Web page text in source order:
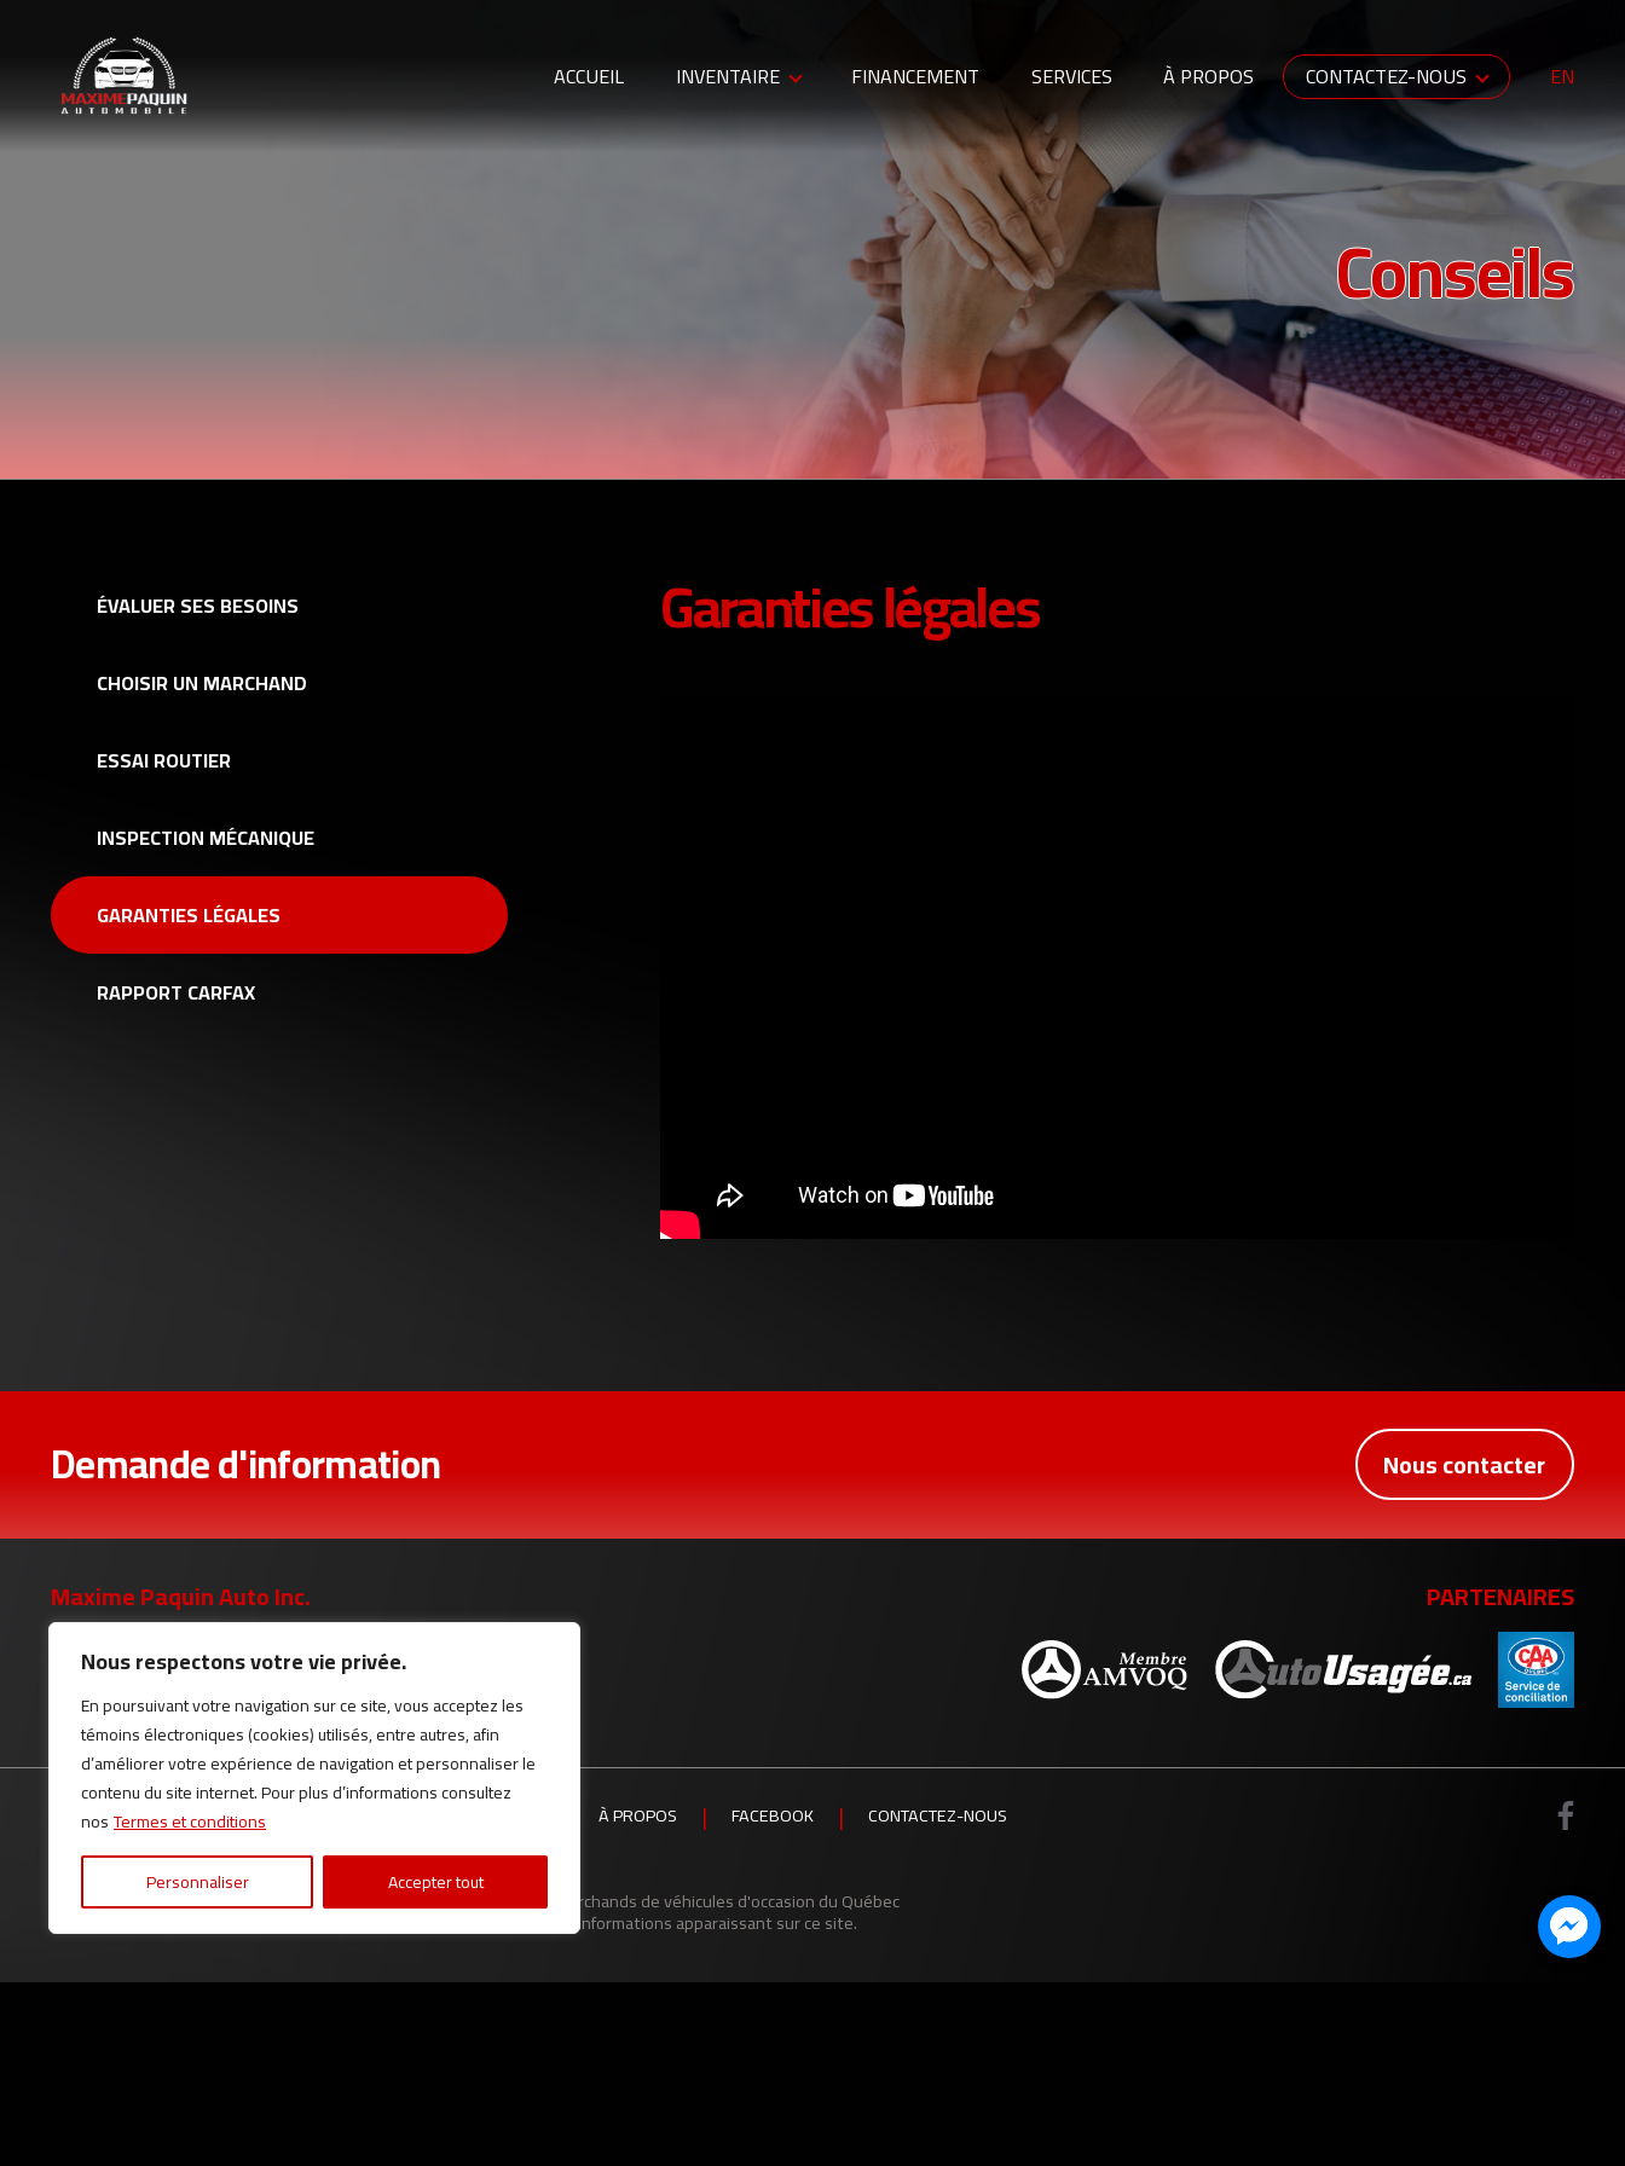
Nous respectons votre vie privée.
En poursuivant votre navigation sur ce site, vous acceptez les
témoins électroniques (cookies) utilisés, entre autres, afin
d’améliorer votre expérience de navigation et personnaliser le
contenu du site internet. Pour plus d’informations consultez
nosTermes et conditions
Personnaliser
Accepter tout
ACCUEIL INVENTAIRE FINANCEMENT SERVICES À PROPOS CONTACTEZ-NOUS EN
Conseils
ÉVALUER SES BESOINS
CHOISIR UN MARCHAND
ESSAI ROUTIER
INSPECTION MÉCANIQUE
GARANTIES LÉGALES
RAPPORT CARFAX
Garanties légales
Demande d'information Nous contacter
Maxime Paquin Auto Inc.
4419, Route Marie-Victorin, Contrecœur (Québec), J0L 1C0
(450) 401-0977
PARTENAIRES
ACCUEIL INVENTAIRE À PROPOS FACEBOOK CONTACTEZ-NOUS
Termes et conditions| © Tous droits réservés 2026Association des marchands de véhicules d'occasion du Québec
AMVOQ ne se tient pas responsable du contenu, de la publicité et des informations apparaissant sur ce site.